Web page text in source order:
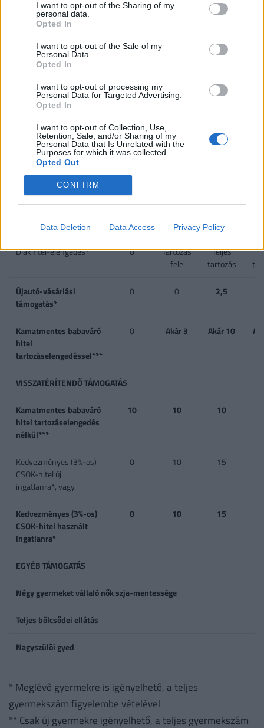
I want to opt-out of the Sharing of my
personal data.
Opted In
I want to opt-out of the Sale of my
Personal Data.
Opted In
I want to opt-out of processing my
Personal Data for Targeted Advertising.
Opted In
I want to opt-out of Collection, Use,
Retention, Sale, and/or Sharing of my
Personal Data that Is Unrelated with the
Purposes for which it was collected.
Opted Out
CONFIRM
Data Deletion Data Access Privacy Policy
VISSZA NEM TÉRÍTENDŐ TÁMOGATÁS
CSOK új építésű
ingatlanra*, vagy
0,6 10
CSOK használt ingatlan
vásárlására (nem
kistelepülés)*, vagy
0,6 2,2
CSOK használt ingatlan
vásárlására, bővítésére
és/vagy
korszerűsítésére
(kistelepülés)*
0,6 2,6 10
elengedés**
Diákhitel-elengedés** 0
Tartozás
fele
Teljes
tartozás
Újautó-vásárlási
támogatás*
0 0 2,5
Kamatmentes babaváró
hitel
tartozáselengedéssel***
0 Akár 3 Akár 10
VISSZATÉRÍTENDŐ TÁMOGATÁS
Kamatmentes babaváró
hitel tartozáselengedés
nélkül***
10 10 10
Kedvezményes (3%-os)
CSOK-hitel új
ingatlanra*, vagy
0 10 15
Kedvezményes (3%-os)
CSOK-hitel használt
ingatlanra*
0 10 15
EGYÉB TÁMOGATÁS
Négy gyermeket vállaló nők szja-mentessége
Teljes bölcsődei ellátás
Nagyszülői gyed
* Meglévő gyermekre is igényelhető, a teljes
gyermekszám figyelembe vételével
** Csak új gyermekre igényelhető, a teljes gyermekszám